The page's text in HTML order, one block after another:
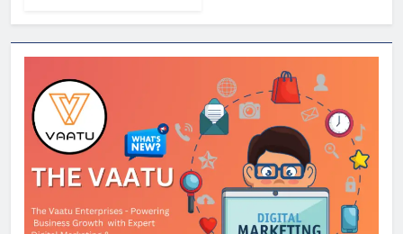
ददलानी का व्यंग्यात्मक